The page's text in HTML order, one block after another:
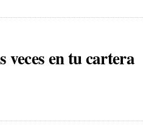
veces en tu cartera